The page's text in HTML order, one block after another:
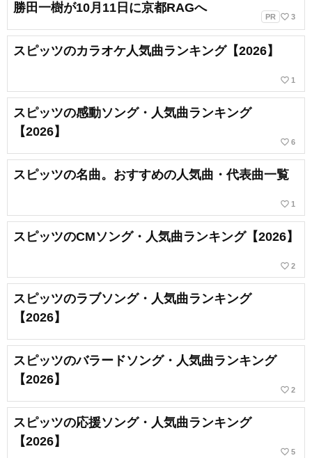
勝田一樹が10月11日に京都RAGへ
PR favorite_border 3
スピッツのカラオケ人気曲ランキング【2026】
favorite_border 1
スピッツの感動ソング・人気曲ランキング
【2026】
favorite_border 6
スピッツの名曲。おすすめの人気曲・代表曲一覧
favorite_border 1
スピッツのCMソング・人気曲ランキング【2026】
favorite_border 2
スピッツのラブソング・人気曲ランキング
【2026】
スピッツのバラードソング・人気曲ランキング
【2026】
favorite_border 2
スピッツの応援ソング・人気曲ランキング
【2026】
favorite_border 5